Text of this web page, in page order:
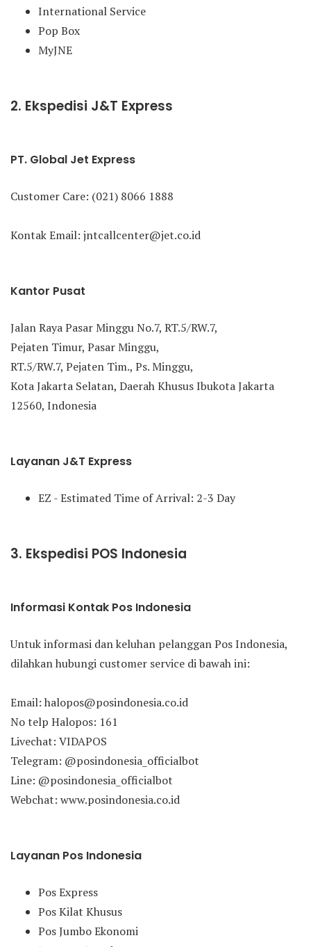
International Service
Pop Box
MyJNE
2. Ekspedisi J&T Express
PT. Global Jet Express
Customer Care: (021) 8066 1888
Kontak Email: jntcallcenter@jet.co.id
Kantor Pusat
Jalan Raya Pasar Minggu No.7, RT.5/RW.7,
Pejaten Timur, Pasar Minggu,
RT.5/RW.7, Pejaten Tim., Ps. Minggu,
Kota Jakarta Selatan, Daerah Khusus Ibukota Jakarta
12560, Indonesia
Layanan J&T Express
EZ - Estimated Time of Arrival: 2-3 Day
3. Ekspedisi POS Indonesia
Informasi Kontak Pos Indonesia
Untuk informasi dan keluhan pelanggan Pos Indonesia,
dilahkan hubungi customer service di bawah ini:
Email: halopos@posindonesia.co.id
No telp Halopos: 161
Livechat: VIDAPOS
Telegram: @posindonesia_officialbot
Line: @posindonesia_officialbot
Webchat: www.posindonesia.co.id
Layanan Pos Indonesia
Pos Express
Pos Kilat Khusus
Pos Jumbo Ekonomi